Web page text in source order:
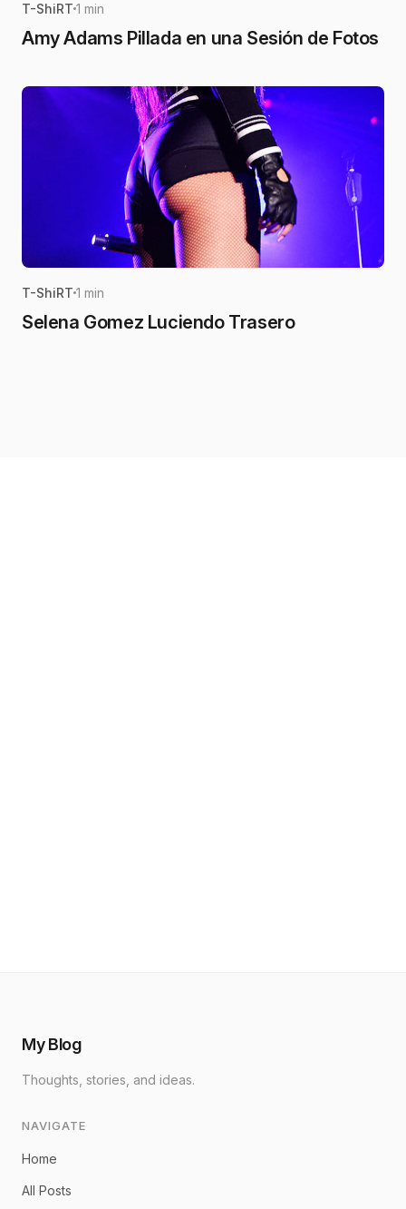
T-ShiRT 1 min
Amy Adams Pillada en una Sesión de Fotos
T-ShiRT 1 min
Selena Gomez Luciendo Trasero
My Blog
Thoughts, stories, and ideas.
NAVIGATE
Home
All Posts